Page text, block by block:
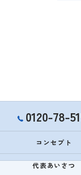
0120-78-
コンセプト
代表あいさつ